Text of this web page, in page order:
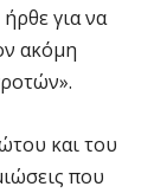
για να
ακόμη
και του
που